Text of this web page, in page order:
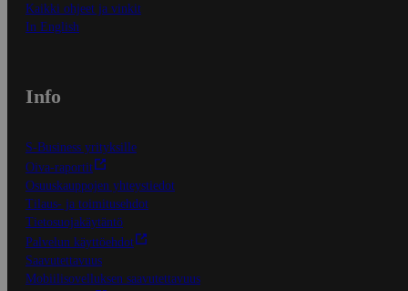
Kaikki ohjeet ja vinkit
In English
Info
S-Business yrityksille
Oiva-raportit
Osuuskauppojen yhteystiedot
Tilaus- ja toimitusehdot
Tietosuojakäytäntö
Palvelun käyttöehdot
Saavutettavuus
Mobiilisovelluksen saavutettavuus